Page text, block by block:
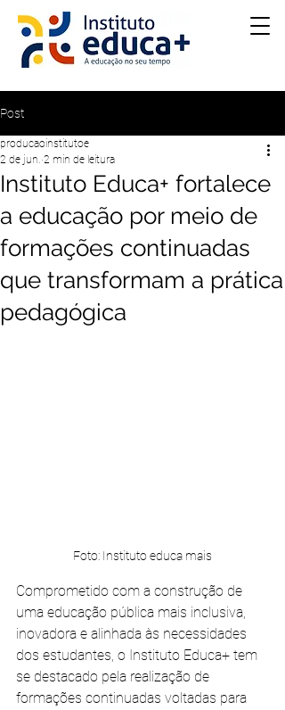
Post
Instituto Educa+ fortalece
a educação por meio de
formações continuadas
que transformam a prática
pedagógica
producaoinstitutoe
2 de jun. 2 min de leitura
Foto: Instituto educa mais
Comprometido com a construção de
uma educação pública mais inclusiva,
inovadora e alinhada às necessidades
dos estudantes, o Instituto Educa+ tem
se destacado pela realização de
formações continuadas voltadas para